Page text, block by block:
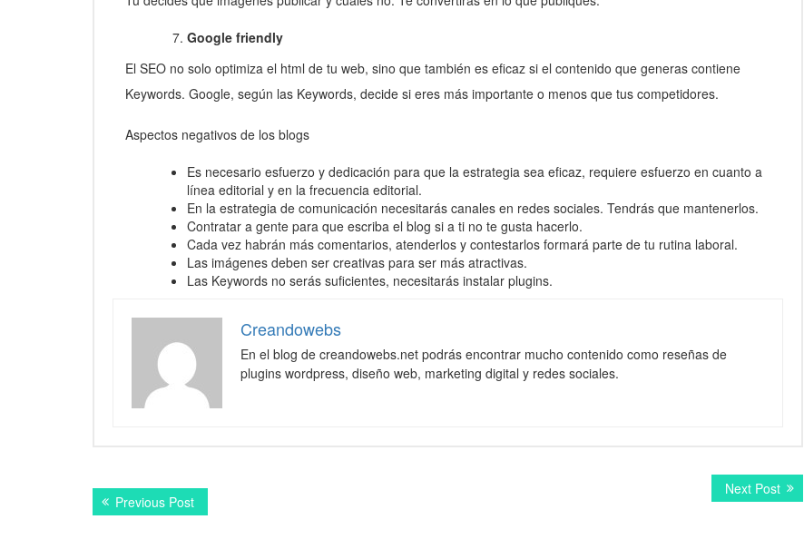
Google friendly
El SEO no solo optimiza el html de tu web, sino que también es eficaz si el contenido que generas contiene
Keywords. Google, según las Keywords, decide si eres más importante o menos que tus competidores.
Aspectos negativos de los blogs
Es necesario esfuerzo y dedicación para que la estrategia sea eficaz, requiere esfuerzo en cuanto a
línea editorial y en la frecuencia editorial.
En la estrategia de comunicación necesitarás canales en redes sociales. Tendrás que mantenerlos.
Contratar a gente para que escriba el blog si a ti no te gusta hacerlo.
Cada vez habrán más comentarios, atenderlos y contestarlos formará parte de tu rutina laboral.
Las imágenes deben ser creativas para ser más atractivas.
Las Keywords no serás suficientes, necesitarás instalar plugins.
Creandowebs
En el blog de creandowebs.net podrás encontrar mucho contenido como reseñas de
plugins wordpress, diseño web, marketing digital y redes sociales.
Navegación
dePrevious PostPrevious
post:
Next PostNext
post: